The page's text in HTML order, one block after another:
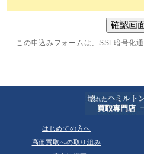
この申込みフォームは、SSL暗号化
はじめての方へ
高価買取への取り組み